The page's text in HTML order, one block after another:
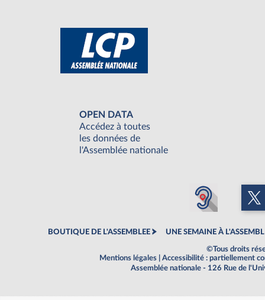
OPEN DATA
Accédez à toutes
les données de
l'Assemblée nationale
BOUTIQUE DE L'ASSEMBLEE UNE SEMAINE À
©Tous droits
Mentions légales
Accessibilité : partiellement
Assemblée nationale - 126 Rue de